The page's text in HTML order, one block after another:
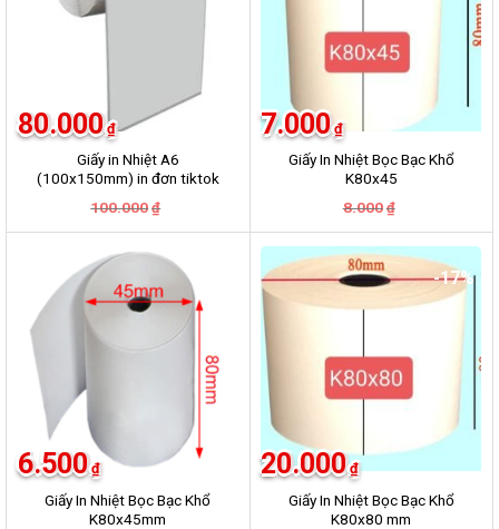
Giấy in Nhiệt A6
(100x150mm) in đơn tiktok
ShopPee Lazada …….
100.000 ₫
là:
80.000 ₫
tại
80.000₫.
Giấy In Nhiệt Bọc Bạc Khổ
K80x45
8.000 ₫
là:
8.000₫.
7.000 ₫
tại
là:
7.000₫.
-17%
Giấy In Nhiệt Bọc Bạc Khổ
K80x45mm
6.500 ₫
-17%
Giấy In Nhiệt Bọc Bạc Khổ
K80x80 mm
20.000 ₫